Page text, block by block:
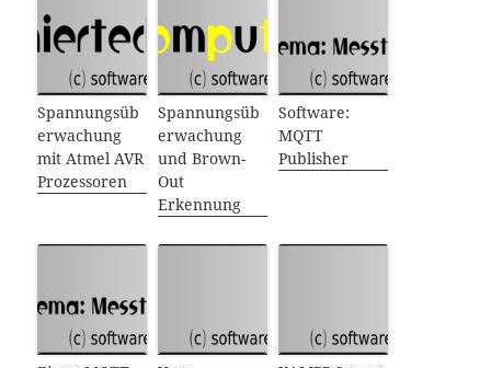
Spannungsüb
erwachung
mit Atmel AVR
Prozessoren
Spannungsüb
erwachung
und Brown-
Out
Erkennung
Software:
MQTT
Publisher